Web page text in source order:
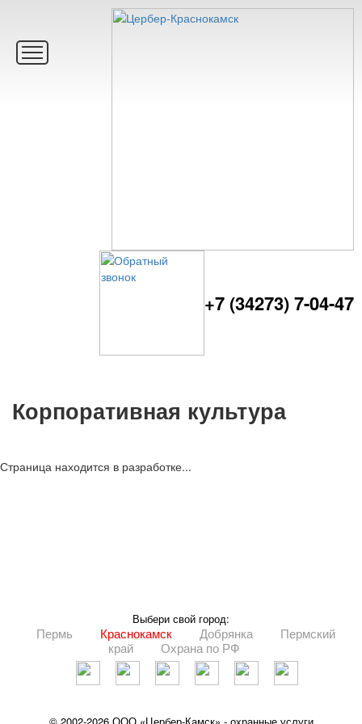
+7 (34273) 7-04-47
Корпоративная культура
Страница находится в разработке...
Выбери свой город:
Пермь Краснокамск Добрянка
Пермский
край
Охрана по РФ